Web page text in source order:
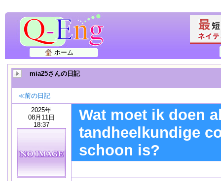
ホーム
mia25さんの日記
≪前の日記
2025年
08月11日
18:37
Wat moet ik doen
tandheelkundige
schoon is?